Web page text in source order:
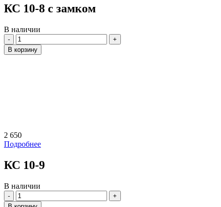
КС 10-8 с замком
В наличии
Количество
В корзину
2 650
Подробнее
КС 10-9
В наличии
Количество